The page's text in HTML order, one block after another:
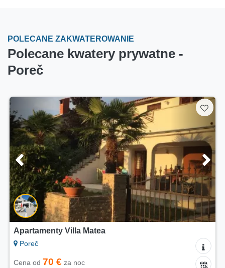
POLECANE ZAKWATEROWANIE
Polecane kwatery prywatne -
Poreč
Apartament Cvetkovic
Poreč
Cena od150 €za noc